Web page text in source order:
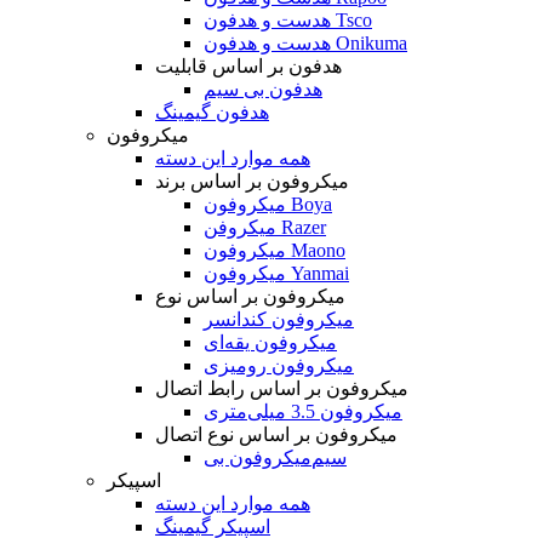
هدست و هدفون Tsco
هدست و هدفون Onikuma
هدفون بر اساس قابلیت
هدفون بی سیم
هدفون گیمینگ
میکروفون
همه موارد این دسته
میکروفون بر اساس برند
میکروفون Boya
میکروفن Razer
میکروفون Maono
میکروفون Yanmai
میکروفون بر اساس نوع
میکروفون کندانسر
میکروفون یقه‌ای
میکروفون رومیزی
میکروفون بر اساس رابط اتصال
میکروفون 3.5 میلی‌متری
میکروفون بر اساس نوع اتصال
میکروفون بی‌‎سیم
اسپیکر
همه موارد این دسته
اسپیکر گیمینگ